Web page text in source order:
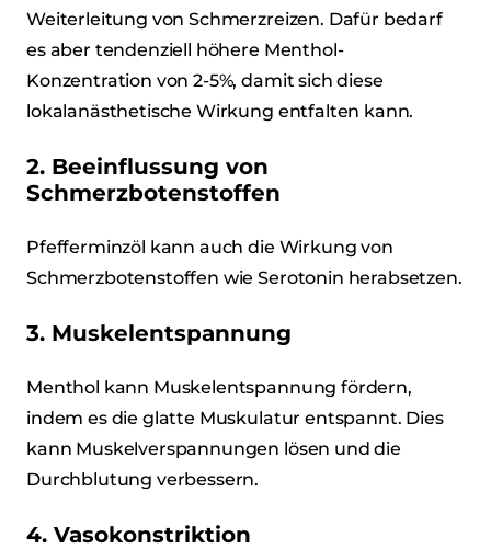
Weiterleitung von Schmerzreizen. Dafür bedarf
es aber tendenziell höhere Menthol-
Konzentration von 2-5%, damit sich diese
lokalanästhetische Wirkung entfalten kann.
2. Beeinflussung von
Schmerzbotenstoffen
Pfefferminzöl kann auch die Wirkung von
Schmerzbotenstoffen wie Serotonin herabsetzen.
3. Muskelentspannung
Menthol kann Muskelentspannung fördern,
indem es die glatte Muskulatur entspannt. Dies
kann Muskelverspannungen lösen und die
Durchblutung verbessern.
4. Vasokonstriktion